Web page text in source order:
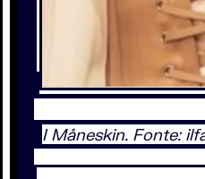
I Måneskin. Fonte: